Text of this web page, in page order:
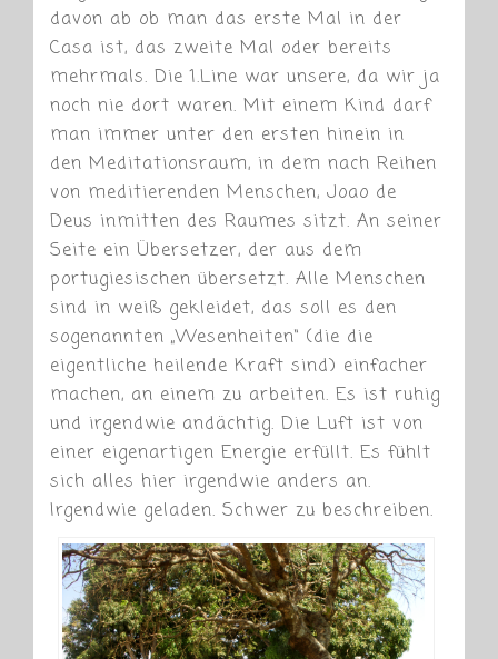
davon ab ob man das erste Mal in der
Casa ist, das zweite Mal oder bereits
mehrmals. Die 1.Line war unsere, da wir ja
noch nie dort waren. Mit einem Kind darf
man immer unter den ersten hinein in
den Meditationsraum, in dem nach Reihen
von meditierenden Menschen, Joao de
Deus inmitten des Raumes sitzt. An seiner
Seite ein Übersetzer, der aus dem
portugiesischen übersetzt. Alle Menschen
sind in weiß gekleidet, das soll es den
sogenannten „Wesenheiten“ (die die
eigentliche heilende Kraft sind) einfacher
machen, an einem zu arbeiten. Es ist ruhig
und irgendwie andächtig. Die Luft ist von
einer eigenartigen Energie erfüllt. Es fühlt
sich alles hier irgendwie anders an.
Irgendwie geladen. Schwer zu beschreiben.